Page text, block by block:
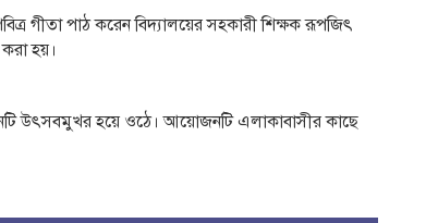
গীতা পাঠ করেন বিদ্যালয়ের সহকারী শিক্ষক রূপজিৎ
করা হয়।
উৎসবমুখর হয়ে ওঠে। আয়োজনটি এলাকাবাসীর কাছে